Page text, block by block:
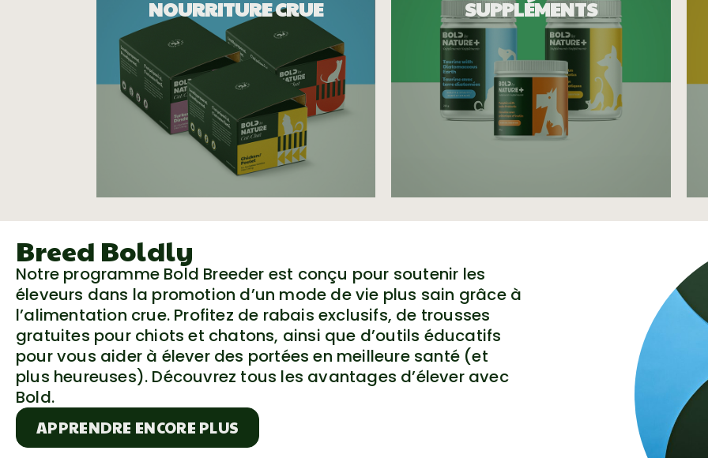
NOURRITURE CRUE SUPPLÉMENTS
Breed Boldly
Notre programme Bold Breeder est conçu pour soutenir les
éleveurs dans la promotion d’un mode de vie plus sain grâce à
l’alimentation crue. Profitez de rabais exclusifs, de trousses
gratuites pour chiots et chatons, ainsi que d’outils éducatifs
pour vous aider à élever des portées en meilleure santé (et
plus heureuses). Découvrez tous les avantages d’élever avec
Bold.
APPRENDRE ENCORE PLUS